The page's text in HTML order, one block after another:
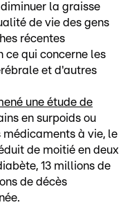
la graisse
de vie des gens
récentes
ce qui concerne les
et d'autres
une étude de
en surpoids ou
à vie, le
de moitié en deux
13 millions de
de décès